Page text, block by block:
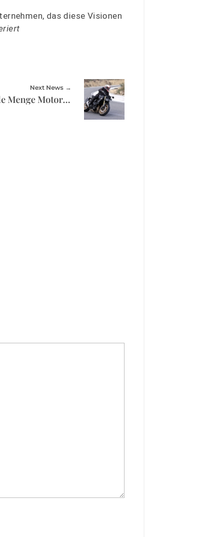
das diese Visionen
Next News
Honda CB 1000 Hornet: Jede Menge Motorrad